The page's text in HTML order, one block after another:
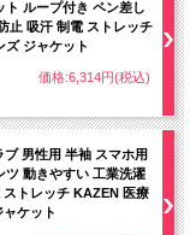
ト ループ付き ペン差し
止 吸汗 制電 ストレッチ
ズ ジャケット
価格:6,314円(税込)
男性用 半袖 スマホ用
ツ 動きやすい 工業洗濯
トレッチ KAZEN 医療
ケット